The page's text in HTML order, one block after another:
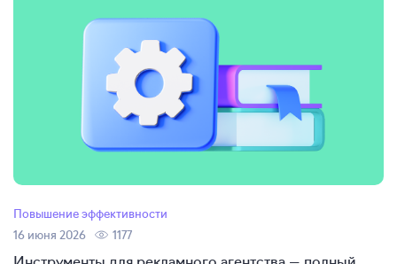
Повышение эффективности
16 июня 2026
1177